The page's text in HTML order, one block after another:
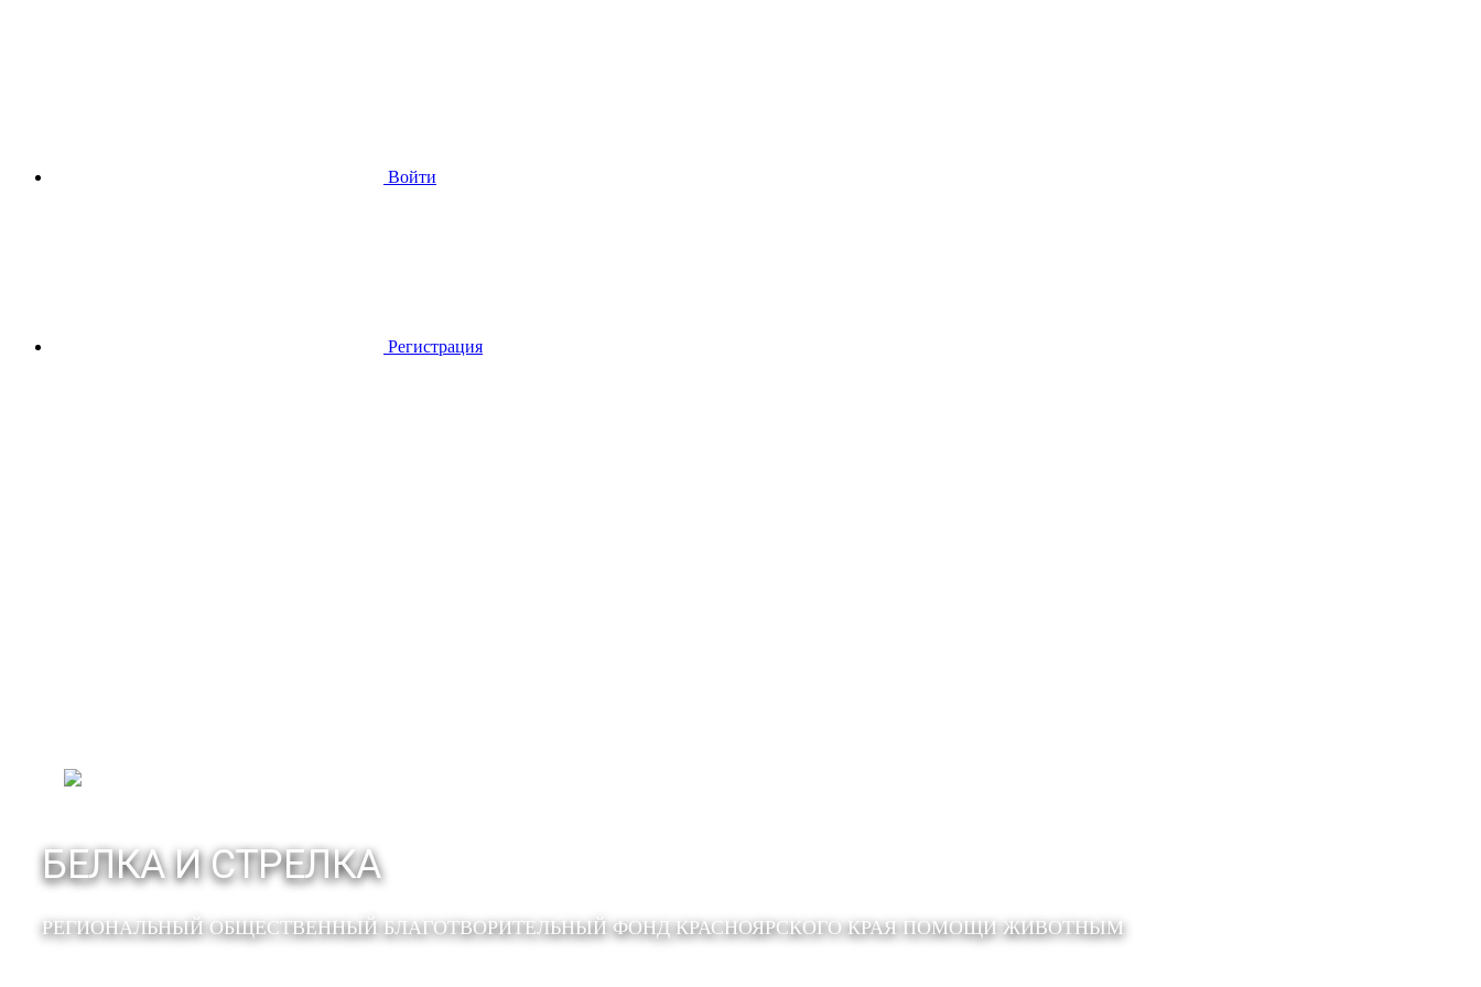
Войти
Регистрация
БЕЛКА И СТРЕЛКА
РЕГИОНАЛЬНЫЙ ОБЩЕСТВЕННЫЙ БЛАГОТВОРИТЕЛЬНЫЙ ФОНД КРАСНОЯРСКОГО КРАЯ ПОМОЩИ ЖИВОТНЫМ